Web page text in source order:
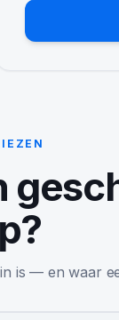
is — en waar